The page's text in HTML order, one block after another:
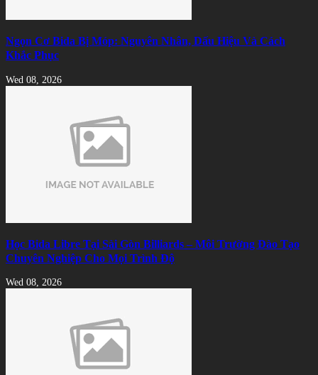
Ngọn Cơ Bida Bị Móp: Nguyên Nhân, Dấu Hiệu Và Cách
Khắc Phục
Wed 08, 2026
Học Bida Libre Tại Sài Gòn Billiards – Môi Trường Đào Tạo
Chuyên Nghiệp Cho Mọi Trình Độ
Wed 08, 2026